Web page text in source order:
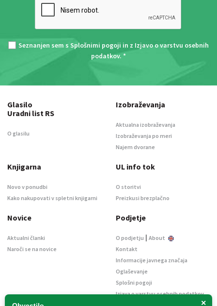
Seznanjen sem s Splošnimi pogoji in z Izjavo o varstvu osebnih
podatkov. *
×
Glasilo
Uradni list RS
O glasilu
Izobraževanja
Aktualna izobraževanja
Izobraževanja po meri
Najem dvorane
Knjigarna
Novo v ponudbi
Kako nakupovati v spletni knjigarni
UL info tok
O storitvi
Preizkusi brezplačno
Novice
Aktualni članki
Naroči se na novice
Podjetje
O podjetju | About
Kontakt
Informacije javnega značaja
Oglaševanje
Splošni pogoji
Izjava o varstvu osebnih podatkov